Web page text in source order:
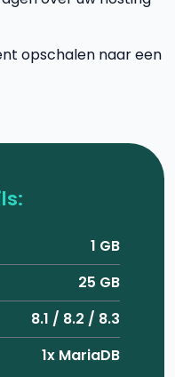
opschalen naar een
1 GB
25 GB
8.1 / 8.2 / 8.3
1x MariaDB